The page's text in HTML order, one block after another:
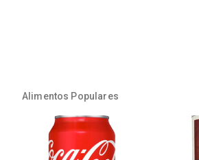
Alimentos Populares